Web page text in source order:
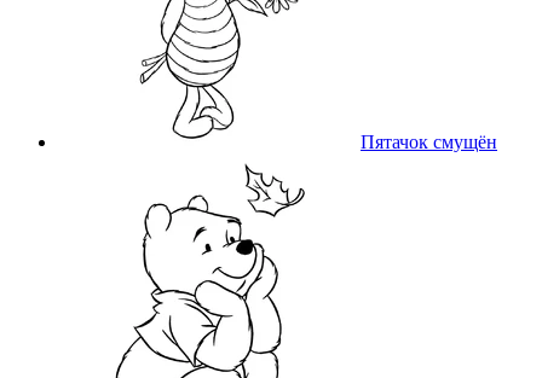
Пятачок смущён